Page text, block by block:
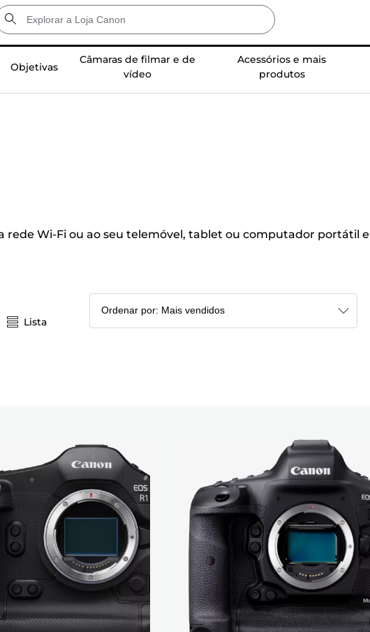
Objetivas
Câmaras de filmar e de
vídeo
Acessórios e mais
produtos
rede Wi-Fi ou ao seu telemóvel, tablet ou computador portátil
Lista